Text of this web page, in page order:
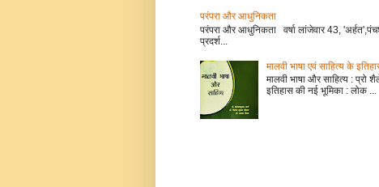
परंपरा और आधुनिकता
परंपरा और आधुनिकता वर्षा लांजेवार 43,
प्रदर्श...
मालवी भाषा एवं साहित्य के
मालवी भाषा और साहित्य : प्रो
इतिहास की नई भूमिका : लोक ...